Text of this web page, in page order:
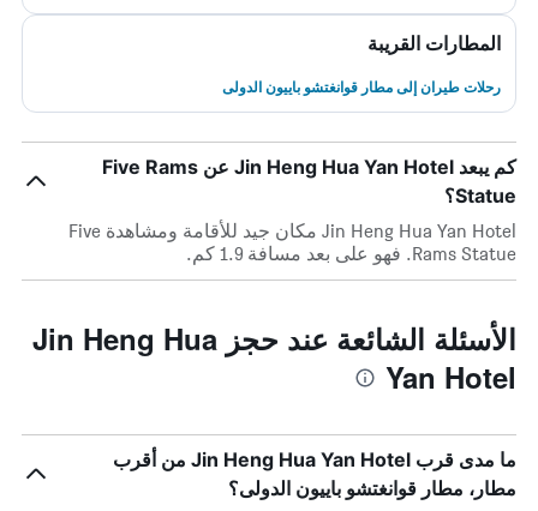
المطارات القريبة
رحلات طيران إلى مطار قوانغتشو باييون الدولى
كم يبعد Jin Heng Hua Yan Hotel عن Five Rams
Statue؟
Jin Heng Hua Yan Hotel مكان جيد للأقامة ومشاهدة Five
Rams Statue. فهو على بعد مسافة 1.9 كم.
الأسئلة الشائعة عند حجز Jin Heng Hua
Yan Hotel
ما مدى قرب Jin Heng Hua Yan Hotel من أقرب
مطار، مطار قوانغتشو باييون الدولى؟